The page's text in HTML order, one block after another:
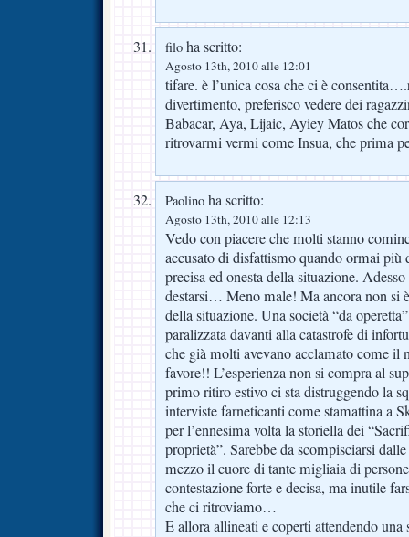
filo ha scritto:
Agosto 13th, 2010 alle 12:01
tifare. è l’unica cosa che ci è
divertimento, preferisco vedere dei
Babacar, Aya, Lijaic, Ayiey Matos che
ritrovarmi vermi come Insua, che prima
Paolino ha scritto:
Agosto 13th, 2010 alle 12:13
Vedo con piacere che molti stanno
accusato di disfattismo quando ormai più
precisa ed onesta della situazione.
destarsi… Meno male! Ma ancora non si
della situazione. Una società “da
paralizzata davanti alla catastrofe di
che già molti avevano acclamato come il
favore!! L’esperienza non si compra al
primo ritiro estivo ci sta distruggendo la
interviste farneticanti come stamattina a
per l’ennesima volta la storiella dei
proprietà”. Sarebbe da scompisciarsi
mezzo il cuore di tante migliaia di
contestazione forte e decisa, ma inutile
che ci ritroviamo…
E allora allineati e coperti attendendo una